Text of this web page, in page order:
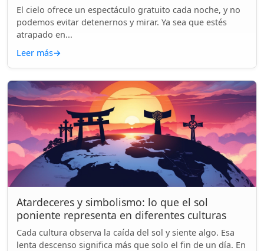
El cielo ofrece un espectáculo gratuito cada noche, y no
podemos evitar detenernos y mirar. Ya sea que estés
atrapado en...
Leer más→
Atardeceres y simbolismo: lo que el sol
poniente representa en diferentes culturas
Cada cultura observa la caída del sol y siente algo. Esa
lenta descenso significa más que solo el fin de un día. En